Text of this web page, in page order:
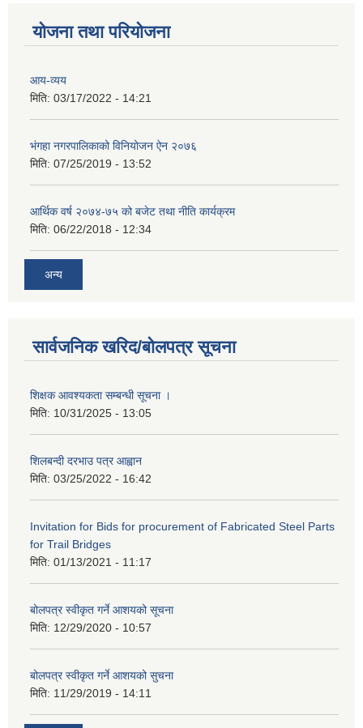
योजना तथा परियोजना
आय-व्यय
मिति: 03/17/2022 - 14:21
भंगहा नगरपालिकाको विनियोजन ऐन २०७६
मिति: 07/25/2019 - 13:52
आर्थिक वर्ष २०७४-७५ को बजेट तथा नीति कार्यक्रम
मिति: 06/22/2018 - 12:34
अन्य
सार्वजनिक खरिद/बोलपत्र सूचना
शिक्षक आवश्यकता सम्बन्धी सूचना ।
मिति: 10/31/2025 - 13:05
शिलबन्दी दरभाउ पत्र आह्वान
मिति: 03/25/2022 - 16:42
Invitation for Bids for procurement of Fabricated Steel Parts
for Trail Bridges
मिति: 01/13/2021 - 11:17
बोलपत्र स्वीकृत गर्ने आशयको सूचना
मिति: 12/29/2020 - 10:57
बोलपत्र स्वीकृत गर्ने आशयको सुचना
मिति: 11/29/2019 - 14:11